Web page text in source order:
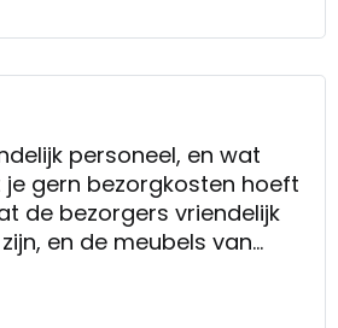
personeel, en wat
gern bezorgkosten hoeft
de bezorgers vriendelijk
en de meubels van